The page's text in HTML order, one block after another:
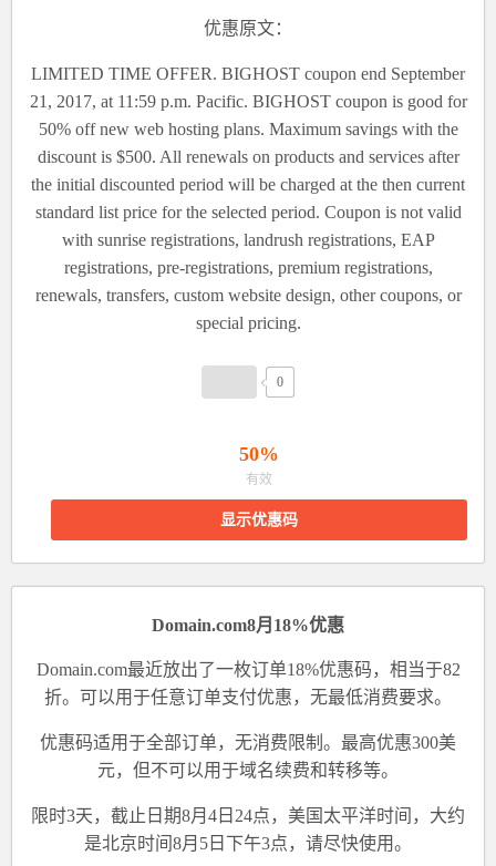
优惠原文：
LIMITED TIME OFFER. BIGHOST coupon end September
21, 2017, at 11:59 p.m. Pacific. BIGHOST coupon is good for
50% off new web hosting plans. Maximum savings with the
discount is $500. All renewals on products and services after
the initial discounted period will be charged at the then current
standard list price for the selected period. Coupon is not valid
with sunrise registrations, landrush registrations, EAP
registrations, pre-registrations, premium registrations,
renewals, transfers, custom website design, other coupons, or
special pricing.
0
50%
有效
显示优惠码
Domain.com8月18%优惠
Domain.com最近放出了一枚订单18%优惠码，相当于82
折。可以用于任意订单支付优惠，无最低消费要求。
优惠码适用于全部订单，无消费限制。最高优惠300美
元，但不可以用于域名续费和转移等。
限时3天，截止日期8月4日24点，美国太平洋时间，大约
是北京时间8月5日下午3点，请尽快使用。